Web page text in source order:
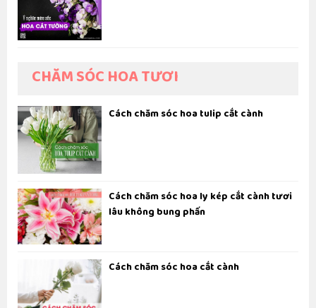
CHĂM SÓC HOA TƯƠI
Cách chăm sóc hoa tulip cắt cành
Cách chăm sóc hoa ly kép cắt cành tươi
lâu không bung phấn
Cách chăm sóc hoa cắt cành